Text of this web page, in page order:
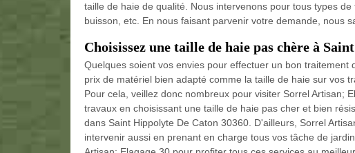
taille de haie de qualité. Nous intervenons pour tous types
buisson, etc. En nous faisant parvenir votre demande, nous
Choisissez une taille de haie pas chère à
Quelques soient vos envies pour effectuer un bon
prix de matériel bien adapté comme la taille de haie sur vos
Pour cela, veillez donc nombreux pour visiter Sorrel Artisan;
travaux en choisissant une taille de haie pas cher et bien
dans Saint Hippolyte De Caton 30360. D'ailleurs, Sorrel
intervenir aussi en prenant en charge tous vos tâche de